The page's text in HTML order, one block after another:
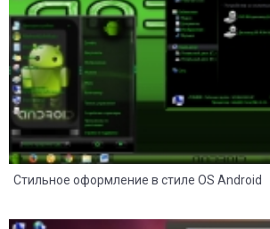
Стильное оформление в стиле OS Android